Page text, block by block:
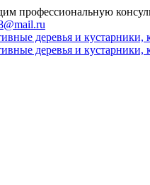
профессиональную